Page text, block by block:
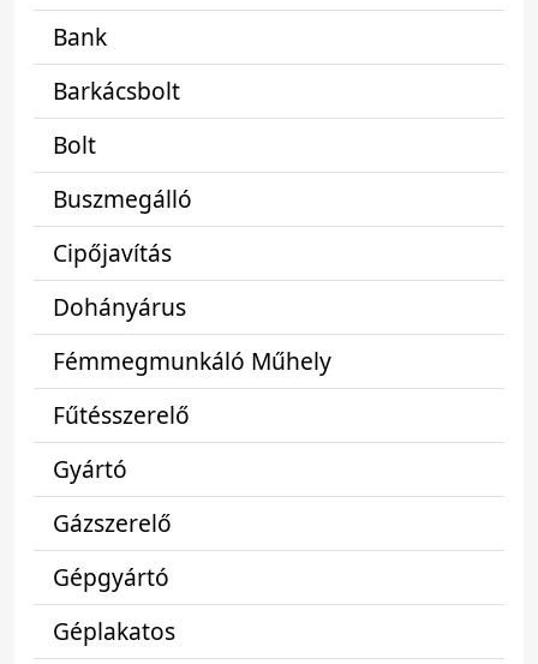
Bank
Barkácsbolt
Bolt
Buszmegálló
Cipőjavítás
Dohányárus
Fémmegmunkáló Műhely
Fűtésszerelő
Gyártó
Gázszerelő
Gépgyártó
Géplakatos